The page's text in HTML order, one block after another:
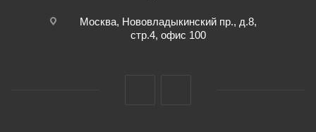
Москва, Нововладыкинский пр., д.8,
стр.4, офис 100